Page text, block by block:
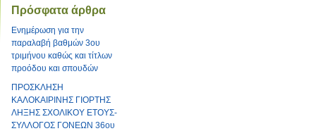
Πρόσφατα άρθρα
Ενημέρωση για την
παραλαβή βαθμών 3ου
τριμήνου καθώς και τίτλων
προόδου και σπουδών
ΠΡΟΣΚΛΗΣΗ
ΚΑΛΟΚΑΙΡΙΝΗΣ ΓΙΟΡΤΗΣ
ΛΗΞΗΣ ΣΧΟΛΙΚΟΥ ΕΤΟΥΣ-
ΣΥΛΛΟΓΟΣ ΓΟΝΕΩΝ 36ου